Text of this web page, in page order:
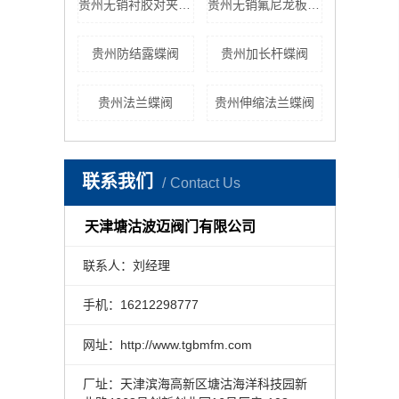
贵州防结露蝶阀 贵州加长杆蝶阀
贵州法兰蝶阀 贵州伸缩法兰蝶阀
联系我们 Contact Us
天津塘沽波迈阀门有限公司
联系人：刘经理
手机：16212298777
网址：http://www.tgbmfm.com
厂址：天津滨海高新区塘沽海洋科技园新